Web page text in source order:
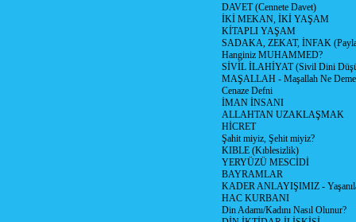
DAVET (Cennete Davet)
İKİ MEKAN, İKİ YAŞAM
KİTAPLI YAŞAM
SADAKA, ZEKAT, İNFAK
Hanginiz MUHAMMED?
SİVİL İLAHİYAT (Sivil Dini
MAŞALLAH - Maşallah Ne
Cenaze Defni
İMAN İNSANI
ALLAHTAN UZAKLAŞMAK
HİCRET
Şahit miyiz, Şehit miyiz?
KIBLE (Kıblesizlik)
YERYÜZÜ MESCİDİ
BAYRAMLAR
KADER ANLAYIŞIMIZ -
HAC KURBANI
Din Adamı/Kadını Nasıl Olunur?